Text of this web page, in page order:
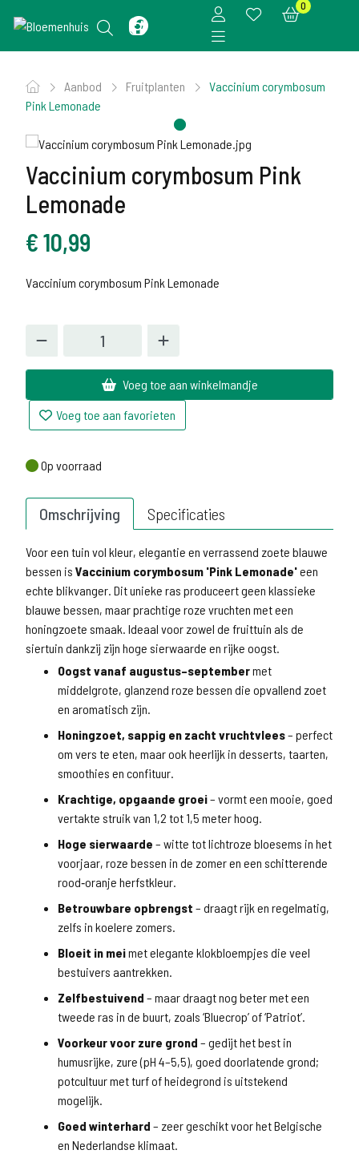
0
Aanbod Fruitplanten
Vaccinium corymbosum
Pink Lemonade
Vaccinium corymbosum Pink
Lemonade
€10,99
Vaccinium corymbosum Pink Lemonade
Voeg toe aan winkelmandje
Voeg toe aan favorieten
Op voorraad
Op voorraad
Omschrijving Specificaties
Voor een tuin vol kleur, elegantie en verrassend zoete blauwe
bessen is Vaccinium corymbosum 'Pink Lemonade'een
echte blikvanger. Dit unieke ras produceert geen klassieke
blauwe bessen, maar prachtige roze vruchten met een
honingzoete smaak. Ideaal voor zowel de fruittuin als de
siertuin dankzij zijn hoge sierwaarde en rijke oogst.
Oogst vanaf augustus–septembermet
middelgrote, glanzend roze bessen die opvallend zoet
en aromatisch zijn.
Honingzoet, sappig en zacht vruchtvlees– perfect
om vers te eten, maar ook heerlijk in desserts, taarten,
smoothies en confituur.
Krachtige, opgaande groei– vormt een mooie, goed
vertakte struik van 1,2 tot 1,5 meter hoog.
Hoge sierwaarde – witte tot lichtroze bloesems in het
voorjaar, roze bessen in de zomer en een schitterende
rood‑oranje herfstkleur.
Betrouwbare opbrengst – draagt rijk en regelmatig,
zelfs in koelere zomers.
Bloeit in meimet elegante klokbloempjes die veel
bestuivers aantrekken.
Zelfbestuivend – maar draagt nog beter met een
tweede ras in de buurt, zoals ‘Bluecrop’ of ‘Patriot’.
Voorkeur voor zure grond – gedijt het best in
humusrijke, zure (pH 4–5,5), goed doorlatende grond;
potcultuur met turf of heidegrond is uitstekend
mogelijk.
Goed winterhard – zeer geschikt voor het Belgische
en Nederlandse klimaat.